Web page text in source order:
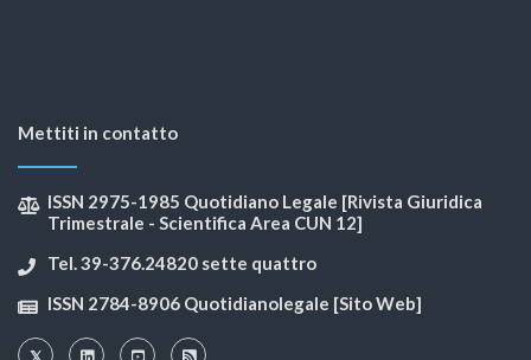
Mettiti in contatto
ISSN 2975-1985 Quotidiano Legale [Rivista Giuridica
Trimestrale - Scientifica Area CUN 12]
Tel. 39-376.24820 sette quattro
ISSN 2784-8906 Quotidianolegale [Sito Web]